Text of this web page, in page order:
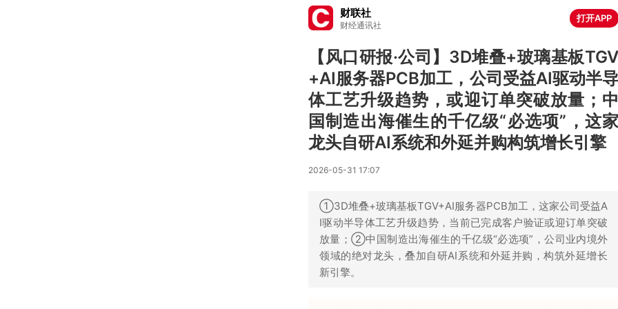
财联社
财经通讯社
打开APP
【风口研报·公司】3D堆叠+玻璃基板TGV
+AI服务器PCB加工，公司受益AI驱动半导
体工艺升级趋势，或迎订单突破放量；中
国制造出海催生的千亿级“必选项”，这家
龙头自研AI系统和外延并购构筑增长引擎
2026-05-31 17:07
①3D堆叠+玻璃基板TGV+AI服务器PCB加工，这家公司受益A
I驱动半导体工艺升级趋势，当前已完成客户验证或迎订单突破
放量；②中国制造出海催生的千亿级“必选项”，公司业内境外
领域的绝对龙头，叠加自研AI系统和外延并购，构筑外延增长
新引擎。